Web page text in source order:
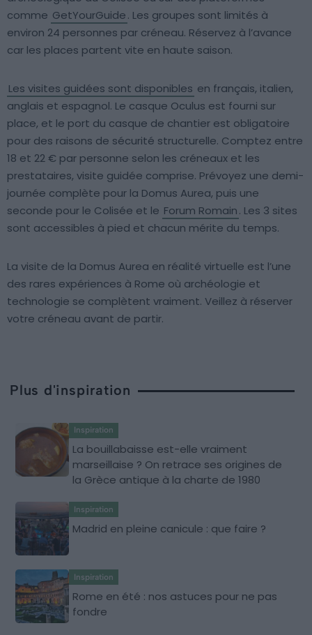
comme GetYourGuide. Les groupes sont limités à
environ 24 personnes par créneau. Réservez à l’avance
car les places partent vite en haute saison.
Les visites guidées sont disponibles en français, italien,
anglais et espagnol. Le casque Oculus est fourni sur
place, et le port du casque de chantier est obligatoire
pour des raisons de sécurité structurelle. Comptez entre
18 et 22 € par personne selon les créneaux et les
prestataires, visite guidée comprise. Prévoyez une demi-
journée complète pour la Domus Aurea, puis une
seconde pour le Colisée et le Forum Romain. Les 3 sites
sont accessibles à pied et chacun mérite du temps.
La visite de la Domus Aurea en réalité virtuelle est l’une
des rares expériences à Rome où archéologie et
technologie se complètent vraiment. Veillez à réserver
votre créneau avant de partir.
Plus d'inspiration
Inspiration
La bouillabaisse est-elle vraiment
marseillaise ? On retrace ses origines de
la Grèce antique à la charte de 1980
Inspiration
Madrid en pleine canicule : que faire ?
Inspiration
Rome en été : nos astuces pour ne pas
fondre